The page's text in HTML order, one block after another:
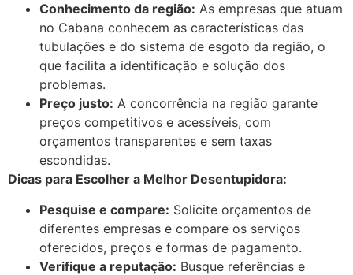
Conhecimento da região: As empresas que atuam
no Cabana conhecem as características das
tubulações e do sistema de esgoto da região, o
que facilita a identificação e solução dos
problemas.
Preço justo: A concorrência na região garante
preços competitivos e acessíveis, com
orçamentos transparentes e sem taxas
escondidas.
Dicas para Escolher a Melhor Desentupidora:
Pesquise e compare: Solicite orçamentos de
diferentes empresas e compare os serviços
oferecidos, preços e formas de pagamento.
Verifique a reputação: Busque referências e